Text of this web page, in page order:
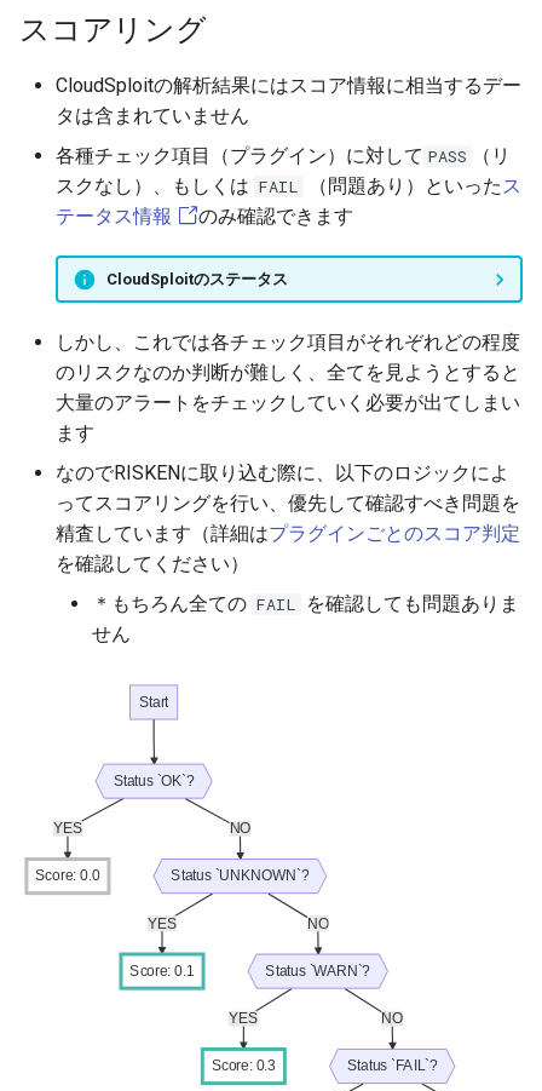
スコアリング
CloudSploitの解析結果にはスコア情報に相当するデー
タは含まれていません
各種チェック項目（プラグイン）に対して PASS
（リ
スクなし）、もしくは FAIL （問題あり）といったス
テータス情報
のみ確認できます
CloudSploitのステータス
しかし、これでは各チェック項目がそれぞれどの程度
のリスクなのか判断が難しく、全てを見ようとすると
大量のアラートをチェックしていく必要が出てしまい
ます
なのでRISKENに取り込む際に、以下のロジックによ
ってスコアリングを行い、優先して確認すべき問題を
精査しています（詳細はプラグインごとのスコア判定
を確認してください）
＊もちろん全ての FAIL
を確認しても問題ありま
せん
YES NO
YES NO
YES NO
Start
Status `OK`?
Score: 0.0 Status `UNKNOWN`?
Score: 0.1 Status `WARN`?
Score: 0.3 Status `FAIL`?